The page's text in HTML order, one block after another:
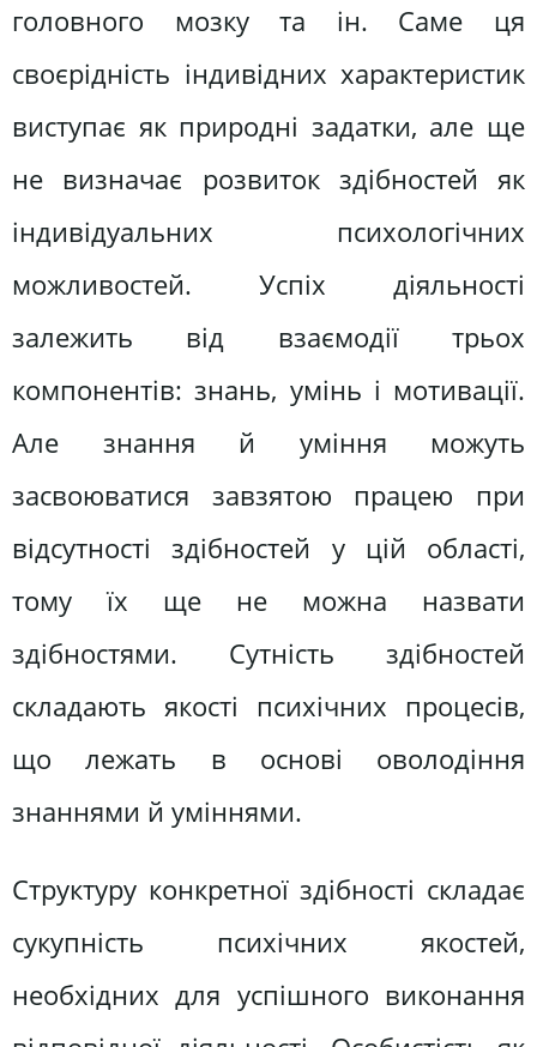
головного мозку та ін. Саме ця
своєрідність індивідних характеристик
виступає як природні задатки, але ще
не визначає розвиток здібностей як
індивідуальних психологічних
можливостей. Успіх діяльності
залежить від взаємодії трьох
компонентів: знань, умінь і мотивації.
Але знання й уміння можуть
засвоюватися завзятою працею при
відсутності здібностей у цій області,
тому їх ще не можна назвати
здібностями. Сутність здібностей
складають якості психічних процесів,
що лежать в основі оволодіння
знаннями й уміннями.
Структуру конкретної здібності складає
сукупність психічних якостей,
необхідних для успішного виконання